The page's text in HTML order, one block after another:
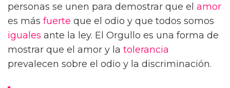
personas se unen para demostrar que el amor
es más fuerte que el odio y que todos somos
iguales ante la ley. El Orgullo es una forma de
mostrar que el amor y la tolerancia
prevalecen sobre el odio y la discriminación.